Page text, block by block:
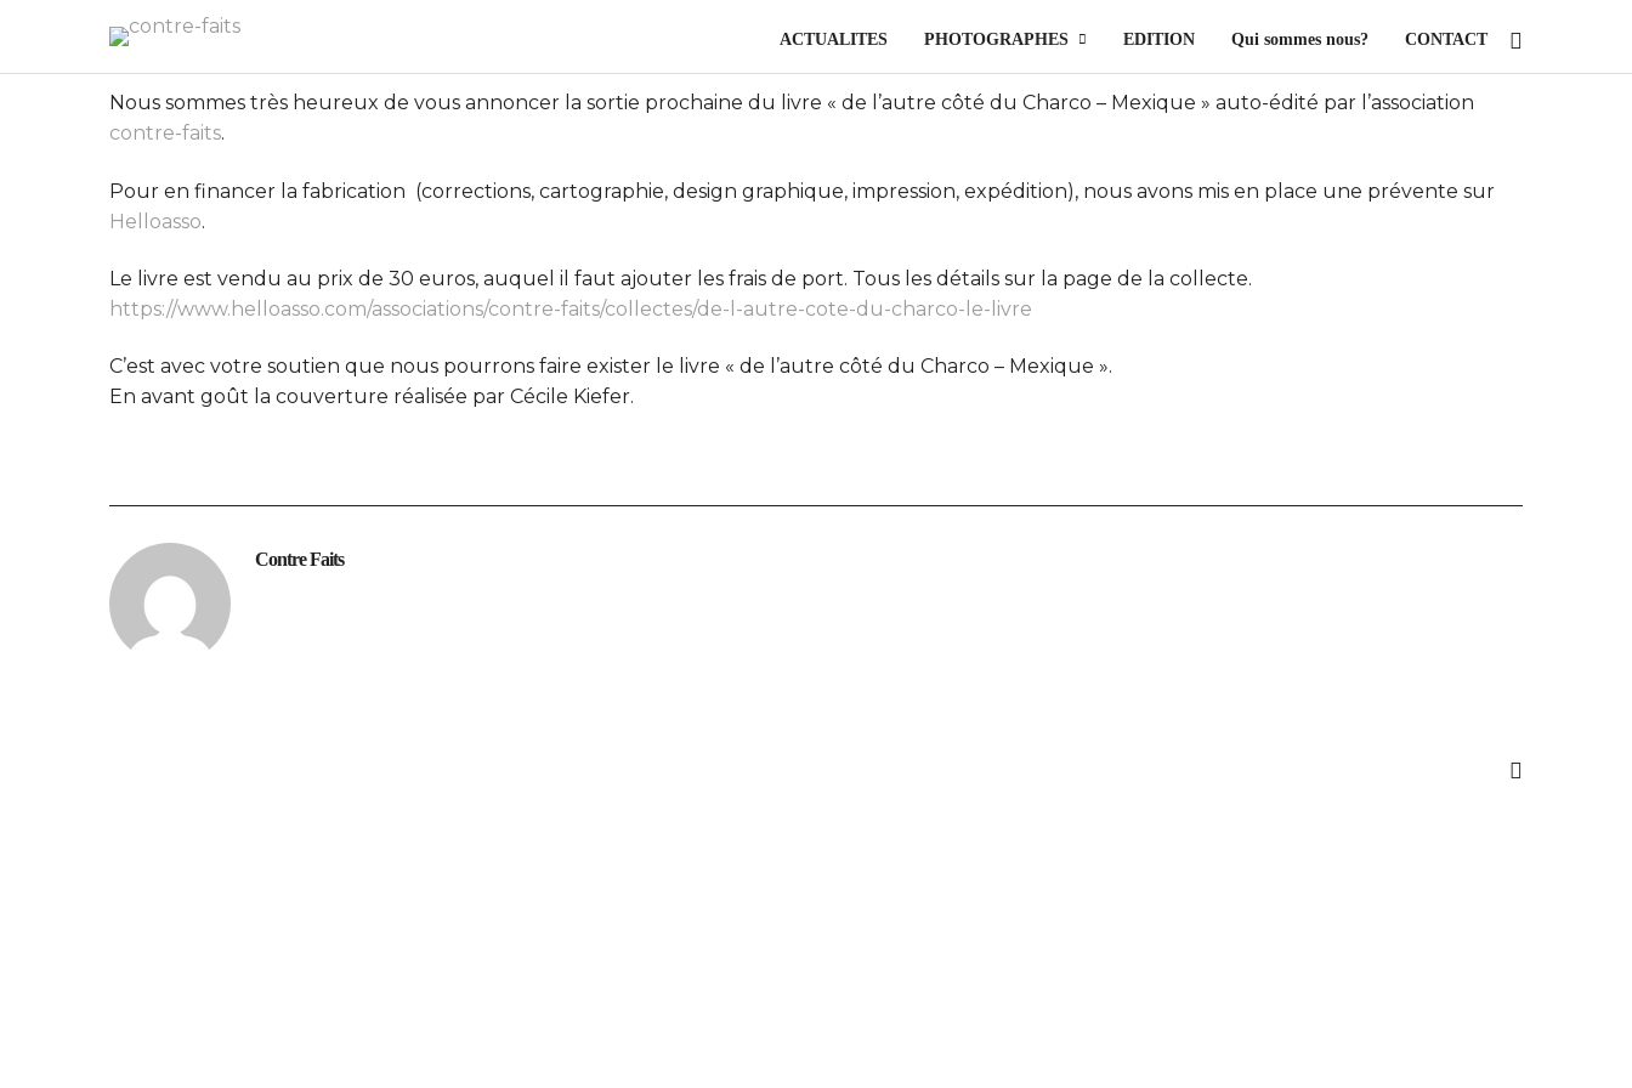
ACTUALITES PHOTOGRAPHES EDITION Qui sommes nous? CONTACT
Nous sommes très heureux de vous annoncer la sortie prochaine du livre « de l’autre côté du Charco – Mexique » auto-édité par l’association
contre-faits.
Pour en financer la fabrication (corrections, cartographie, design graphique, impression, expédition), nous avons mis en place une prévente sur
Helloasso.
Le livre est vendu au prix de 30 euros, auquel il faut ajouter les frais de port. Tous les détails sur la page de la collecte.
https://www.helloasso.com/associations/contre-faits/collectes/de-l-autre-cote-du-charco-le-livre
C’est avec votre soutien que nous pourrons faire exister le livre « de l’autre côté du Charco – Mexique ».
En avant goût la couverture réalisée par Cécile Kiefer.
Contre Faits